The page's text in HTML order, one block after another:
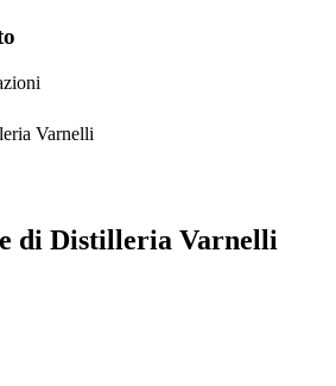
Varnelli
di Distilleria Varnelli